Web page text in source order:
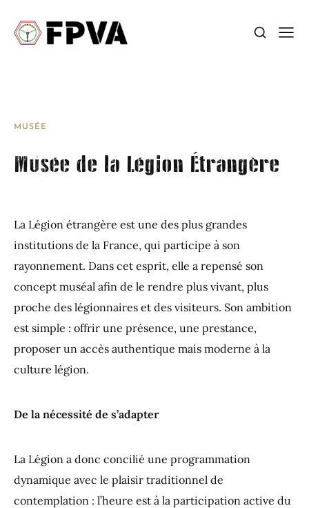
MUSÉE
Musée de la Légion Étrangère
La Légion étrangère est une des plus grandes
institutions de la France, qui participe à son
rayonnement. Dans cet esprit, elle a repensé son
concept muséal afin de le rendre plus vivant, plus
proche des légionnaires et des visiteurs. Son ambition
est simple : offrir une présence, une prestance,
proposer un accès authentique mais moderne à la
culture légion.
De la nécessité de s’adapter
La Légion a donc concilié une programmation
dynamique avec le plaisir traditionnel de
contemplation : l’heure est à la participation active du